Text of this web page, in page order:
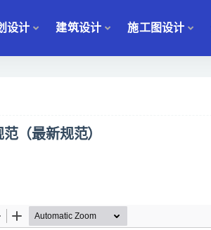
设计 建筑设计 施工图设计
（最新规范）